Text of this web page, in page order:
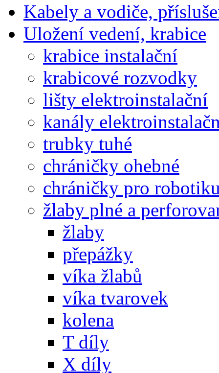
Kabely a vodiče,
Uložení vedení, krabice
krabice instalační
krabicové rozvodky
lišty elektroinstalační
kanály
trubky tuhé
chráničky ohebné
chráničky pro
žlaby plné a
žlaby
přepážky
víka žlabů
víka tvarovek
kolena
T díly
X díly